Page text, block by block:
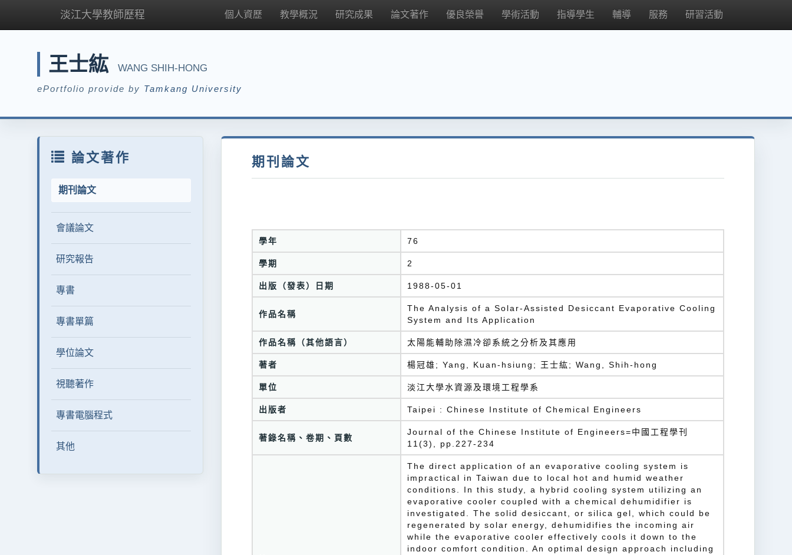
淡江大學教師歷程 個人資歷 教學概況 研究成果 論文著作 優良榮譽 學術活動 指導學生 輔導 服務 研習活動
王士紘 WANG SHIH-HONG
ePortfolio provide by Tamkang University
論文著作
期刊論文
會議論文
研究報告
專書
專書單篇
學位論文
視聽著作
專書電腦程式
其他
期刊論文
學年 76
學期 2
出版（發表）日期 1988-05-01
作品名稱
The Analysis of a Solar-Assisted Desiccant Evaporative Cooling
System and Its Application
作品名稱（其他語言） 太陽能輔助除濕冷卻系統之分析及其應用
著者 楊冠雄; Yang, Kuan-hsiung; 王士紘; Wang, Shih-hong
單位 淡江大學水資源及環境工程學系
出版者 Taipei : Chinese Institute of Chemical Engineers
著錄名稱、卷期、頁數
Journal of the Chinese Institute of Engineers=中國工程學刊
11(3), pp.227-234
The direct application of an evaporative cooling system is
impractical in Taiwan due to local hot and humid weather
conditions. In this study, a hybrid cooling system utilizing an
evaporative cooler coupled with a chemical dehumidifier is
investigated. The solid desiccant, or silica gel, which could be
regenerated by solar energy, dehumidifies the incoming air
while the evaporative cooler effectively cools it down to the
indoor comfort condition. An optimal design approach including